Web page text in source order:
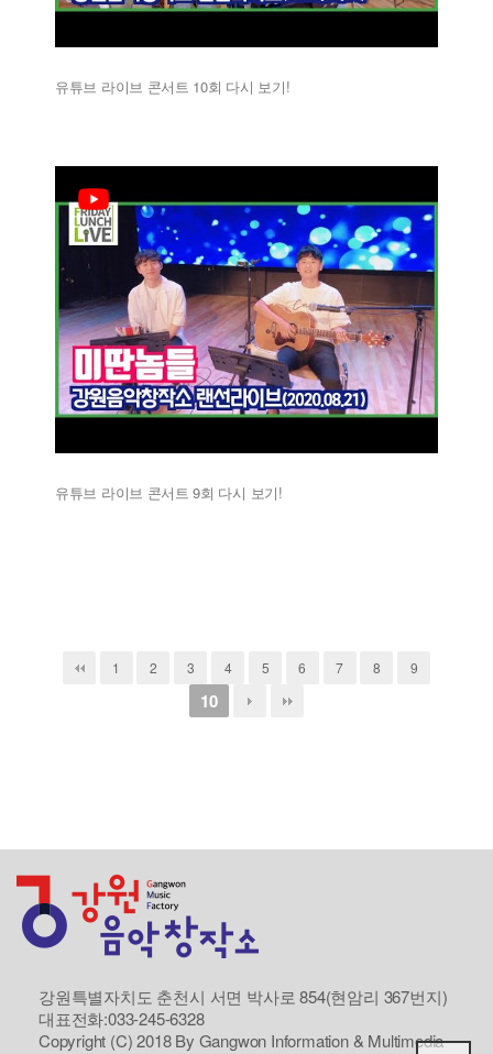
유튜브 라이브 콘서트 10회 다시 보기!
유튜브 라이브 콘서트 9회 다시 보기!
1 2 3 4 5 6 7 8 9
10
강원특별자치도 춘천시 서면 박사로 854(현암리 367번지)
대표전화:033-245-6328
Copyright (C) 2018 By Gangwon Information & Multimedia